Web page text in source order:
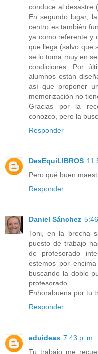
conduce al desastre
En segundo lugar,
centro es también
ya como referente y
que llega (salvo que
se lo toma muy en
condiciones. Por
alumnos están
así que proponer
memorización no
Gracias por la
conozco, pero la
Responder
DesEquiLIBROS
Pero qué buen
Responder
Daniel Sánchez
Toni, en la brecha
puesto de trabajo
de profesorado
estemos por
buscando la doble
profesorado.
Enhorabuena por tu
Responder
eduideas 7:43 p. m.
Tu trabajo me